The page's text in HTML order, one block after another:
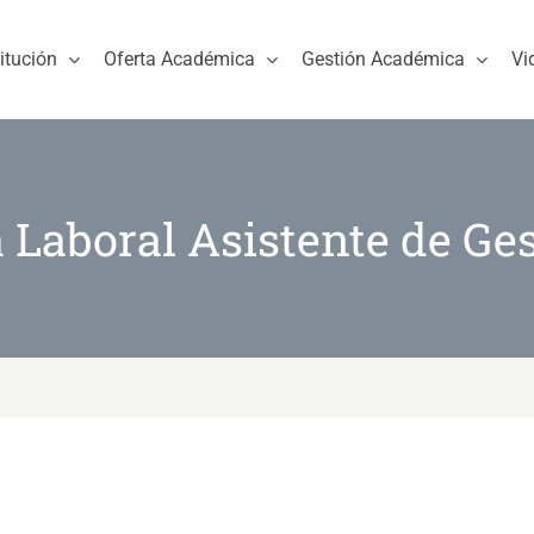
Oferta Académica Gestión Académica
Laboral Asistente de